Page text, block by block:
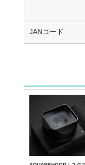
JANコード